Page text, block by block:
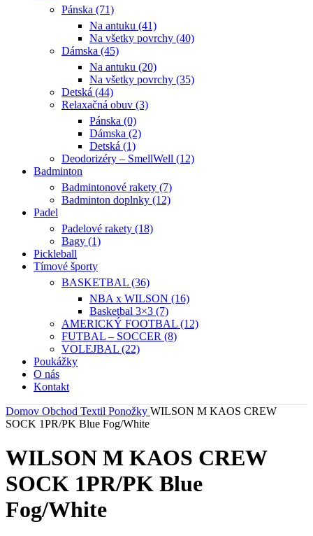
Pánska (71)
Na antuku (41)
Na všetky povrchy (40)
Dámska (45)
Na antuku (20)
Na všetky povrchy (35)
Detská (44)
Relaxačná obuv (3)
Pánska (0)
Dámska (2)
Detská (1)
Deodorizéry – SmellWell (12)
Badminton
Badmintonové rakety (7)
Badminton doplnky (12)
Padel
Padelové rakety (18)
Bagy (1)
Pickleball
Tímové športy
BASKETBAL (36)
NBA x WILSON (16)
Basketbal 3×3 (7)
AMERICKÝ FOOTBAL (12)
FUTBAL – SOCCER (8)
VOLEJBAL (22)
Poukážky
O nás
Kontakt
Domov Obchod Textil Ponožky WILSON M KAOS CREW
SOCK 1PR/PK Blue Fog/White
WILSON M KAOS CREW
SOCK 1PR/PK Blue
Fog/White